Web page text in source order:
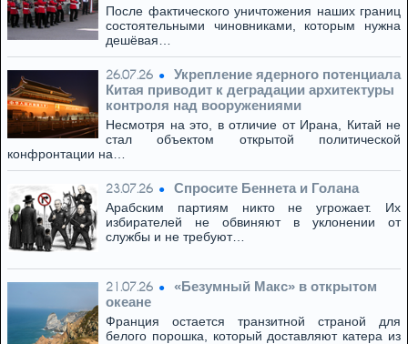
После фактического уничтожения наших границ
состоятельными чиновниками, которым нужна
дешёвая…
26.07.26
Укрепление ядерного потенциала
Китая приводит к деградации архитектуры
контроля над вооружениями
Несмотря на это, в отличие от Ирана, Китай не
стал объектом открытой политической
конфронтации на…
23.07.26 Спросите Беннета и Голана
Арабским партиям никто не угрожает. Их
избирателей не обвиняют в уклонении от
службы и не требуют…
21.07.26
«Безумный Макс» в открытом
океане
Франция остается транзитной страной для
белого порошка, который доставляют катера из